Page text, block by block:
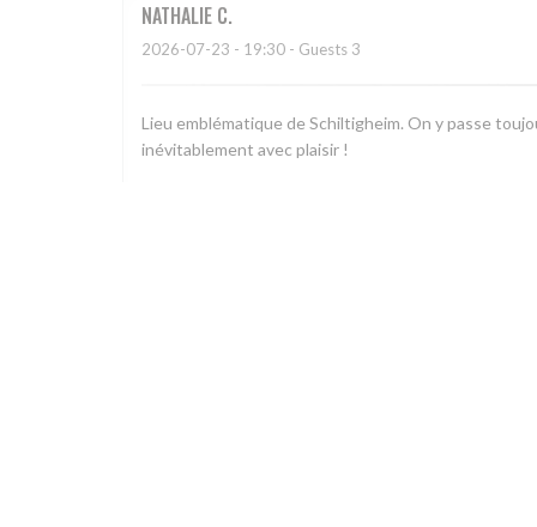
NATHALIE C
2026-07-23 - 19:30 - Guests 3
Lieu emblématique de Schiltigheim. On y passe
inévitablement avec plaisir !